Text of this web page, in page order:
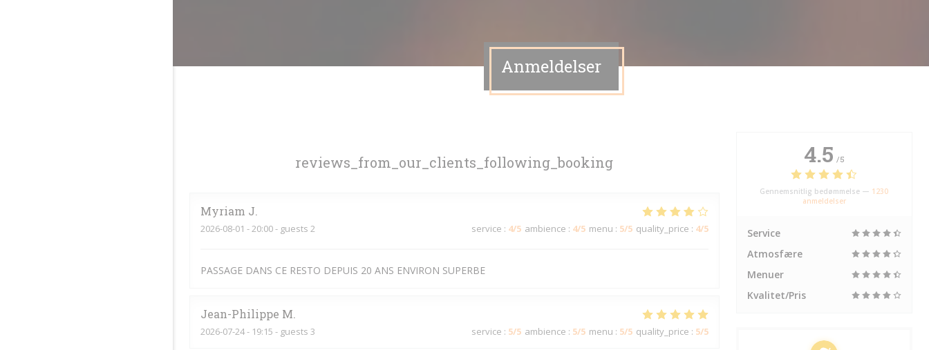
Anmeldelser
reviews_from_our_clients_following_booking
Myriam J
2026-08-01 - 20:00 - guests 2 service : 4/5 ambience : 4/5 menu : 5/5 quality_price : 4/5
PASSAGE DANS CE RESTO DEPUIS 20 ANS ENVIRON SUPERBE
Jean-Philippe M
2026-07-24- 19:15 - guests 3 service : 5/5 ambience : 5/5 menu : 5/5 quality_price : 5/5
4.5 /5
Gennemsnitlig bedømmelse — 1230
anmeldelser
Service
Atmosfære
Menuer
Kvalitet/Pris